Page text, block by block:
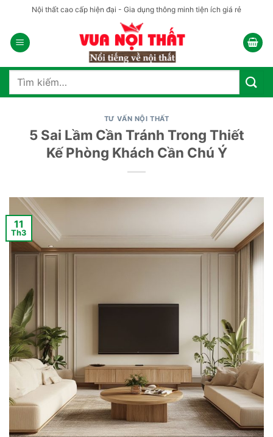
nội
dung
Nội thất cao cấp hiện đại - Gia dụng thông minh tiện ích giá rẻ
Tìm
TƯ VẤN NỘI THẤT
5 Sai Lầm Cần Tránh Trong Thiết
Kế Phòng Khách Cần Chú Ý
11
Th3